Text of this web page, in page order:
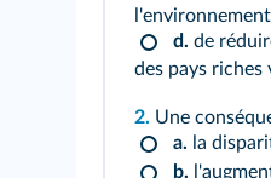
d. de
des pays riches
2. Une
a. la
b.